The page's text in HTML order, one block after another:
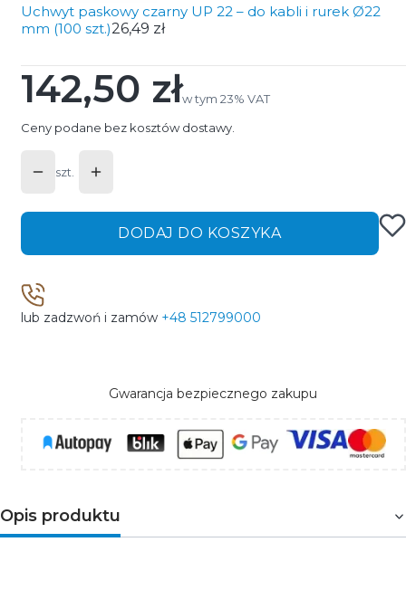
Uchwyt paskowy czarny UP 22 – do kabli i rurek Ø22
mm (100 szt.)26,49 zł
Cena
142,50 złw tym 23% VAT
w tym 23% VAT
Ceny podane bez kosztów dostawy.
szt.
DODAJ DO KOSZYKA
lub zadzwoń i zamów +48 512799000
Gwarancja bezpiecznego zakupu
Opis produktu